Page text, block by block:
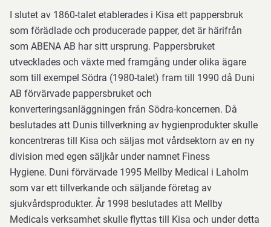
I slutet av 1860-talet etablerades i Kisa ett pappersbruk
som förädlade och producerade papper, det är härifrån
som ABENA AB har sitt ursprung. Pappersbruket
utvecklades och växte med framgång under olika ägare
som till exempel Södra (1980-talet) fram till 1990 då Duni
AB förvärvade pappersbruket och
konverteringsanläggningen från Södra-koncernen. Då
beslutades att Dunis tillverkning av hygienprodukter skulle
koncentreras till Kisa och säljas mot vårdsektorn av en ny
division med egen säljkår under namnet Finess
Hygiene. Duni förvärvade 1995 Mellby Medical i Laholm
som var ett tillverkande och säljande företag av
sjukvårdsprodukter. År 1998 beslutades att Mellby
Medicals verksamhet skulle flyttas till Kisa och under detta